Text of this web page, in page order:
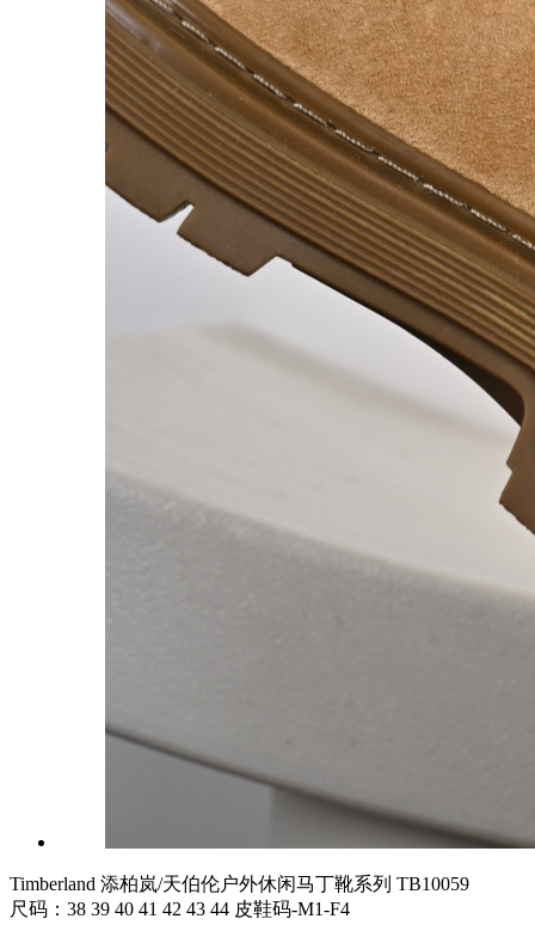
Timberland 添柏岚/天伯伦户外休闲马丁靴系列 TB10059
尺码：38 39 40 41 42 43 44 皮鞋码-M1-F4